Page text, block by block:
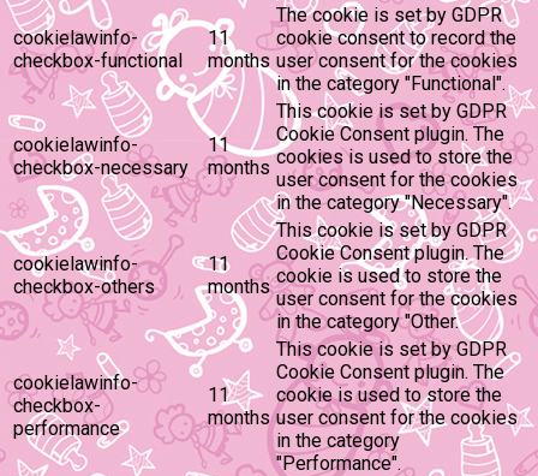
cookielawinfo-
checkbox-functional
11
months
The cookie is set by GDPR
cookie consent to record the
user consent for the cookies
in the category "Functional".
cookielawinfo-
checkbox-necessary
11
months
This cookie is set by GDPR
Cookie Consent plugin. The
cookies is used to store the
user consent for the cookies
in the category "Necessary".
cookielawinfo-
checkbox-others
11
months
This cookie is set by GDPR
Cookie Consent plugin. The
cookie is used to store the
user consent for the cookies
in the category "Other.
cookielawinfo-
checkbox-
performance
11
months
This cookie is set by GDPR
Cookie Consent plugin. The
cookie is used to store the
user consent for the cookies
in the category
"Performance".